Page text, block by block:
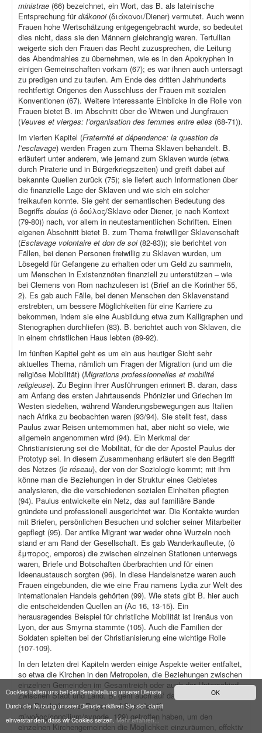
OK
Cookies helfen uns bei der Bereitstellung unserer Dienste.
Durch die Nutzung unserer Dienste erklären Sie sich damit
einverstanden, dass wir Cookies setzen.Mehr erfahren...
ministrae (66) bezeichnet, ein Wort, das B. als lateinische
Entsprechung fürdiákonoi (διάκονοι/Diener) vermutet. Auch wenn
Frauen hohe Wertschätzung entgegengebracht wurde, so bedeutet
dies nicht, dass sie den Männern gleichrangig waren. Tertullian
weigerte sich den Frauen das Recht zuzusprechen, die Leitung
des Abendmahles zu übernehmen, wie es in den Apokryphen in
einigen Gemeinschaften vorkam (67); es war ihnen auch untersagt
zu predigen und zu taufen. Am Ende des dritten Jahrhunderts
rechtfertigt Origenes den Ausschluss der Frauen mit sozialen
Konventionen (67). Weitere interessante Einblicke in die Rolle von
Frauen bietet B. im Abschnitt über die Witwen und Jungfrauen
(Veuves et vierges: l’organisation des femmes entre elles (68-71)).
Im vierten Kapitel (Fraternité et dépendance: la question de
l’esclavage) werden Fragen zum Thema Sklaven behandelt. B.
erläutert unter anderem, wie jemand zum Sklaven wurde (etwa
durch Piraterie und in Bürgerkriegszeiten) und greift dabei auf
bekannte Quellen zurück (75); sie liefert auch Informationen über
die finanzielle Lage der Sklaven und wie sich ein solcher
freikaufen konnte. Sie geht der semantischen Bedeutung des
Begriffs doulos (ὁ δούλος/Sklave oder Diener, je nach Kontext
(79-80)) nach, vor allem in neutestamentlichen Schriften. Einen
eigenen Abschnitt bietet B. zum Thema freiwilliger Sklavenschaft
(Esclavage volontaire et don de soi(82-83)); sie berichtet von
Fällen, bei denen Personen freiwillig zu Sklaven wurden, um
Lösegeld für Gefangene zu erhalten oder um Geld zu sammeln,
um Menschen in Existenznöten finanziell zu unterstützen – wie
bei Clemens von Rom nachzulesen ist (Brief an die Korinther 55,
2). Es gab auch Fälle, bei denen Menschen den Sklavenstand
erstrebten, um bessere Möglichkeiten für eine Karriere zu
bekommen, indem sie eine Ausbildung etwa zum Kalligraphen und
Stenographen durchliefen (83). B. berichtet auch von Sklaven, die
in einem christlichen Haus lebten (89-92).
Im fünften Kapitel geht es um ein aus heutiger Sicht sehr
aktuelles Thema, nämlich um Fragen der Migration (und um die
religiöse Mobilität) (Migrations professionnelles et mobilité
religieuse). Zu Beginn ihrer Ausführungen erinnert B. daran, dass
am Anfang des ersten Jahrtausends Phönizier und Griechen im
Westen siedelten, während Wanderungsbewegungen aus Italien
nach Afrika zu beobachten waren (93/94). Sie stellt fest, dass
Paulus zwar Reisen unternommen hat, aber nicht so viele, wie
allgemein angenommen wird (94). Ein Merkmal der
Christianisierung sei die Mobilität, für die der Apostel Paulus der
Prototyp sei. In diesem Zusammenhang erläutert sie den Begriff
des Netzes (le réseau), der von der Soziologie kommt; mit ihm
könne man die Beziehungen in der Struktur eines Gebietes
analysieren, die die verschiedenen sozialen Einheiten pflegten
(94). Paulus entwickelte ein Netz, das auf familiäre Bande
gründete und professionell ausgerichtet war. Die Kontakte wurden
mit Briefen, persönlichen Besuchen und solcher seiner Mitarbeiter
gepflegt (95). Der antike Migrant war weder ohne Wurzeln noch
stand er am Rand der Gesellschaft. Es gab Wanderkaufleute, (ὁ
ἔμπορος, emporos) die zwischen einzelnen Stationen unterwegs
waren, Briefe und Botschaften überbrachten und für einen
Ideenaustausch sorgten (96). In diese Handelsnetze waren auch
Frauen eingebunden, die wie eine Frau namens Lydia zur Welt des
internationalen Handels gehörten (99). Wie stets gibt B. hier auch
die entscheidenden Quellen an (Ac 16, 13-15). Ein
herausragendes Beispiel für christliche Mobilität ist Irenäus von
Lyon, der aus Smyrna stammte (105). Auch die Familien der
Soldaten spielten bei der Christianisierung eine wichtige Rolle
(107-109).
In den letzten drei Kapiteln werden einige Aspekte weiter entfaltet,
so etwa die Kirchen in den Metropolen, die Beziehungen zwischen
einzelnen Gemeinden im Gesamtreich oder auch der Unterschied
zwischen Stadt und Land. B. geht auch auf das Faktum ein, dass
sich Bischöfe einer Region auf Synoden (ἡ
σύνοδος/concilium/synode, 129) getroffen haben, um den
einzelnen Kirchengemeinden die Möglichkeit einzuräumen, effektiv